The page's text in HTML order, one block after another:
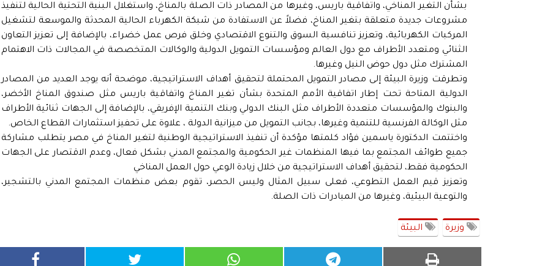
بشأن التغير المناخي، واتفاقية باريس، وغيرها من المصادر ذات الصلة بالمناخ، واستغلال البنية التحتية الحالية لتنفيذ
مشروعات جديدة متعلقة بتغير المناخ، فضلاً عن الاستفادة من شبكة الكهرباء الحالية المحدثة والموسعة لتشغيل
المركبات الكهربائية، وتعزيز تنافسية السوق والتنوع الاقتصادي وخلق فرص عمل خضراء، بالإضافة إلى تعزيز التعاون
الثنائي ومتعدد الأطراف مع دول العالم ومؤسسات التمويل الدولية والوكالات المتخصصة في المجالات ذات الاهتمام
المشترك مثل دول حوض النيل وغيرها.
وتطرقت وزيرة البيئة إلى مصادر التمويل المحتملة لتحقيق أهداف الاستراتيجية، موضحة أنه يوجد العديد من المصادر
الدولية المتاحة تحت إطار اتفاقية الأمم المتحدة بشأن تغير المناخ واتفاقية باريس مثل صندوق المناخ الأخضر،
والبنوك والمؤسسات متعددة الأطراف مثل البنك الدولي وبنك التنمية الإفريقي، بالإضافة إلى الجهات ثنائية الأطراف
مثل الوكالة الفرنسية للتنمية وغيرها، بجانب التمويل من ميزانية الدولة ، علاوة على تحفيز استثمارات القطاع الخاص.
واختتمت الدكتورة ياسمين فؤاد كلمتها مؤكدة أن تنفيذ الاستراتيجية الوطنية لتغير المناخ في مصر يتطلب مشاركة
جميع طوائف المجتمع بما فيها المنظمات غير الحكومية والمجتمع المدني بشكل فعال، وعدم الاقتصار على الجهات
الحكومية فقط، لتحقيق أهداف الاستراتيجية من خلال زيادة الوعي حول العمل المناخي
وتعزيز قيم العمل التطوعي، فعلى سبيل المثال وليس الحصر، تقوم بعض منظمات المجتمع المدني بالتشجير،
والتوعية البيئية، وغيرها من المبادرات ذات الصلة.
وزيرة البيئة